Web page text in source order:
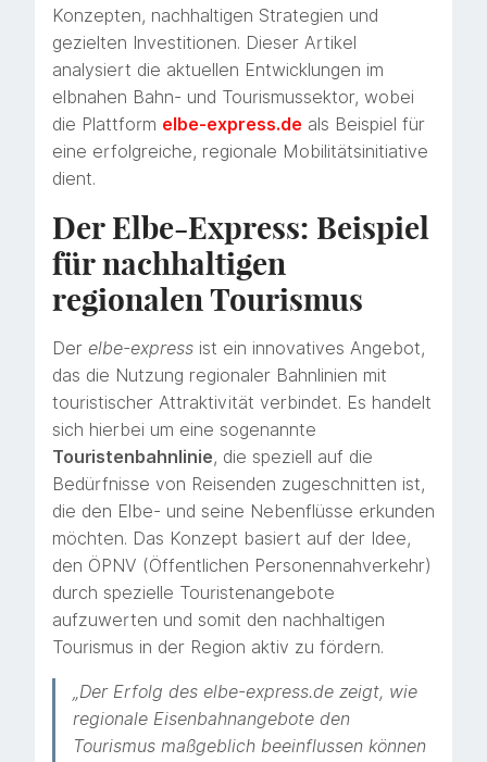
Konzepten, nachhaltigen Strategien und
gezielten Investitionen. Dieser Artikel
analysiert die aktuellen Entwicklungen im
elbnahen Bahn- und Tourismussektor, wobei
die Plattform elbe-express.de als Beispiel für
eine erfolgreiche, regionale Mobilitätsinitiative
dient.
Der Elbe-Express: Beispiel
für nachhaltigen
regionalen Tourismus
Der elbe-express ist ein innovatives Angebot,
das die Nutzung regionaler Bahnlinien mit
touristischer Attraktivität verbindet. Es handelt
sich hierbei um eine sogenannte
Touristenbahnlinie, die speziell auf die
Bedürfnisse von Reisenden zugeschnitten ist,
die den Elbe- und seine Nebenflüsse erkunden
möchten. Das Konzept basiert auf der Idee,
den ÖPNV (Öffentlichen Personennahverkehr)
durch spezielle Touristenangebote
aufzuwerten und somit den nachhaltigen
Tourismus in der Region aktiv zu fördern.
„Der Erfolg des elbe-express.de zeigt, wie
regionale Eisenbahnangebote den
Tourismus maßgeblich beeinflussen können